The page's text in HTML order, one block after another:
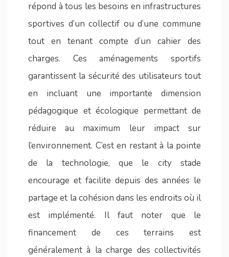
répond à tous les besoins en infrastructures
sportives d’un collectif ou d’une commune
tout en tenant compte d’un cahier des
charges. Ces aménagements sportifs
garantissent la sécurité des utilisateurs tout
en incluant une importante dimension
pédagogique et écologique permettant de
réduire au maximum leur impact sur
l’environnement. C’est en restant à la pointe
de la technologie, que le city stade
encourage et facilite depuis des années le
partage et la cohésion dans les endroits où il
est implémenté. Il faut noter que le
financement de ces terrains est
généralement à la charge des collectivités